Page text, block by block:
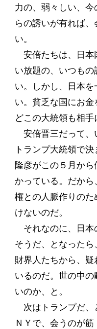
力の、弱々しい、
らの誘いが有れば
い。
安倍たちは、日本
い放題の、いつも
い。しかし、日本
い。貧乏な国にお金
どこの大統領も相手
安倍晋三だって、
トランプ大統領で
隆彦がこの５月か
かっている。だか
権との人脈作りの
けないのだ。
それなのに、日本
そうだ、となった
財界人たちから、
いるのだ。世の中
いのか、と。
次はトランプだ、
ＮＹで、会うのが